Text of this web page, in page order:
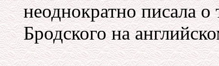
неоднократно писала
Бродского на